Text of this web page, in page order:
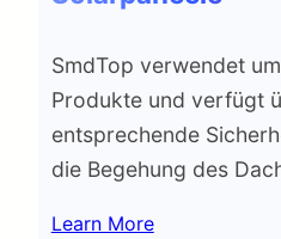
SmdTop verwendet
Produkte und verfügt
entsprechende
die Begehung des
Learn More